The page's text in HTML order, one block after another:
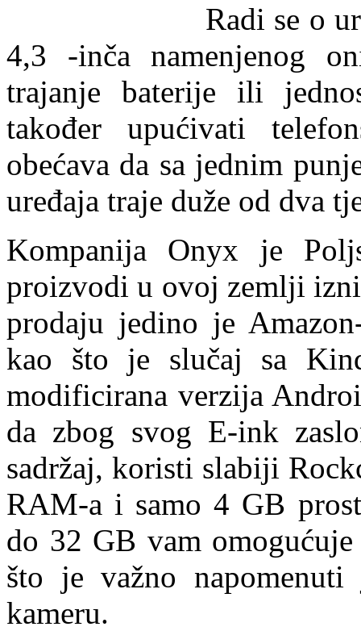
Radi se o
4,3 -inča namenjenog
trajanje baterije ili
također upućivati
obećava da sa jednim
uređaja traje duže od dva
Kompanija Onyx je
proizvodi u ovoj zemlji
prodaju jedino je
kao što je slučaj sa
modificirana verzija
da zbog svog E-ink
sadržaj, koristi slabiji
RAM-a i samo 4 GB
do 32 GB vam
što je važno
kameru.